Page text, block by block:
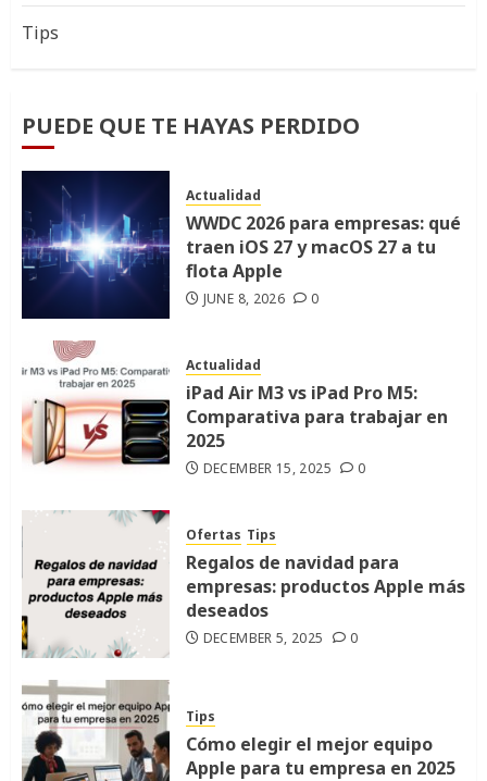
Tips
PUEDE QUE TE HAYAS PERDIDO
Actualidad
WWDC 2026 para empresas: qué
traen iOS 27 y macOS 27 a tu
flota Apple
JUNE 8, 2026 0
Actualidad
iPad Air M3 vs iPad Pro M5:
Comparativa para trabajar en
2025
DECEMBER 15, 2025 0
Ofertas Tips
Regalos de navidad para
empresas: productos Apple más
deseados
DECEMBER 5, 2025 0
Tips
Cómo elegir el mejor equipo
Apple para tu empresa en 2025